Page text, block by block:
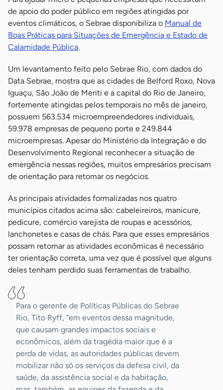
de apoio do poder público em regiões atingidas por
eventos climáticos, o Sebrae disponibiliza o Manual de
Boas Práticas para Situações de Emergência e Estado de
Calamidade Pública.
Um levantamento feito pelo Sebrae Rio, com dados do
Data Sebrae, mostra que as cidades de Belford Roxo, Nova
Iguaçu, São João de Meriti e a capital do Rio de Janeiro,
fortemente atingidas pelos temporais no mês de janeiro,
possuem 563.534 microempreendedores individuais,
59.978 empresas de pequeno porte e 249.844
microempresas. Apesar do Ministério da Integração e do
Desenvolvimento Regional reconhecer a situação de
emergência nessas regiões, muitos empresários precisam
de orientação para retomar os negócios.
As principais atividades formalizadas nos quatro
municípios citados acima são: cabeleireiros, manicure,
pedicure, comércio varejista de roupas e acessórios,
lanchonetes e casas de chás. Para que esses empresários
possam retomar as atividades econômicas é necessário
ter orientação correta, uma vez que é possível que alguns
deles tenham perdido suas ferramentas de trabalho.
Para o gerente de Políticas Públicas do Sebrae
Rio, Tito Ryff, “em eventos dessa magnitude,
que causam grandes impactos sociais e
econômicos, além da tragédia maior que é a
perda de vidas, as autoridades públicas devem
mobilizar não só os serviços da defesa civil, da
saúde, da assistência social e da habitação,